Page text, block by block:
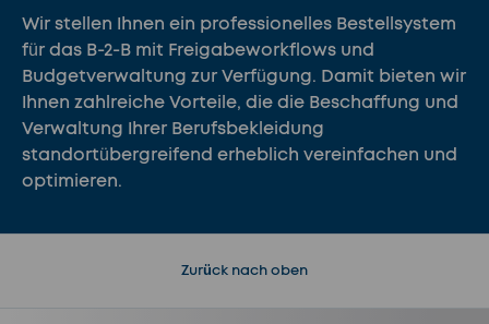
Wir stellen Ihnen ein professionelles Bestellsystem
für das B-2-B mit Freigabeworkflows und
Budgetverwaltung zur Verfügung. Damit bieten wir
Ihnen zahlreiche Vorteile, die die Beschaffung und
Verwaltung Ihrer Berufsbekleidung
standortübergreifend erheblich vereinfachen und
optimieren.
Zurück nach oben